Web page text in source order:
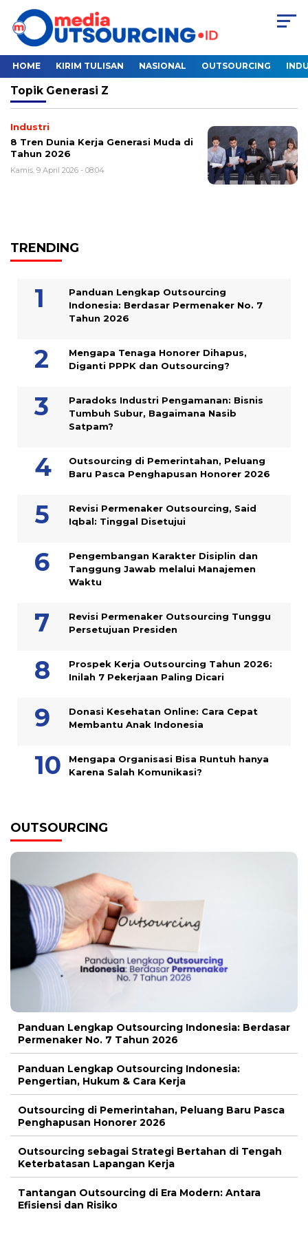
HOME KIRIM TULISAN NASIONAL OUTSOURCING
Topik Generasi Z
Industri
8 Tren Dunia Kerja Generasi Muda di
Tahun 2026
Kamis, 9 April 2026 - 08:04
TRENDING
Panduan Lengkap Outsourcing
Indonesia: Berdasar Permenaker No. 7
Tahun 2026
Mengapa Tenaga Honorer Dihapus,
Diganti PPPK dan Outsourcing?
Paradoks Industri Pengamanan: Bisnis
Tumbuh Subur, Bagaimana Nasib
Satpam?
Outsourcing di Pemerintahan, Peluang
Baru Pasca Penghapusan Honorer 2026
Revisi Permenaker Outsourcing, Said
Iqbal: Tinggal Disetujui
Pengembangan Karakter Disiplin dan
Tanggung Jawab melalui Manajemen
Waktu
Revisi Permenaker Outsourcing Tunggu
Persetujuan Presiden
Prospek Kerja Outsourcing Tahun 2026:
Inilah 7 Pekerjaan Paling Dicari
Donasi Kesehatan Online: Cara Cepat
Membantu Anak Indonesia
Mengapa Organisasi Bisa Runtuh hanya
Karena Salah Komunikasi?
OUTSOURCING
Panduan Lengkap Outsourcing Indonesia: Berdasar
Permenaker No. 7 Tahun 2026
Panduan Lengkap Outsourcing Indonesia:
Pengertian, Hukum & Cara Kerja
Outsourcing di Pemerintahan, Peluang Baru Pasca
Penghapusan Honorer 2026
Outsourcing sebagai Strategi Bertahan di Tengah
Keterbatasan Lapangan Kerja
Tantangan Outsourcing di Era Modern: Antara
Efisiensi dan Risiko